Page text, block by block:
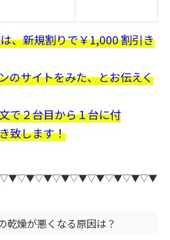
、新規割りで￥1,000 割引き
のサイトをみた、とお伝えく
で２台目から１台に付
致します！
乾燥が悪くなる原因は？